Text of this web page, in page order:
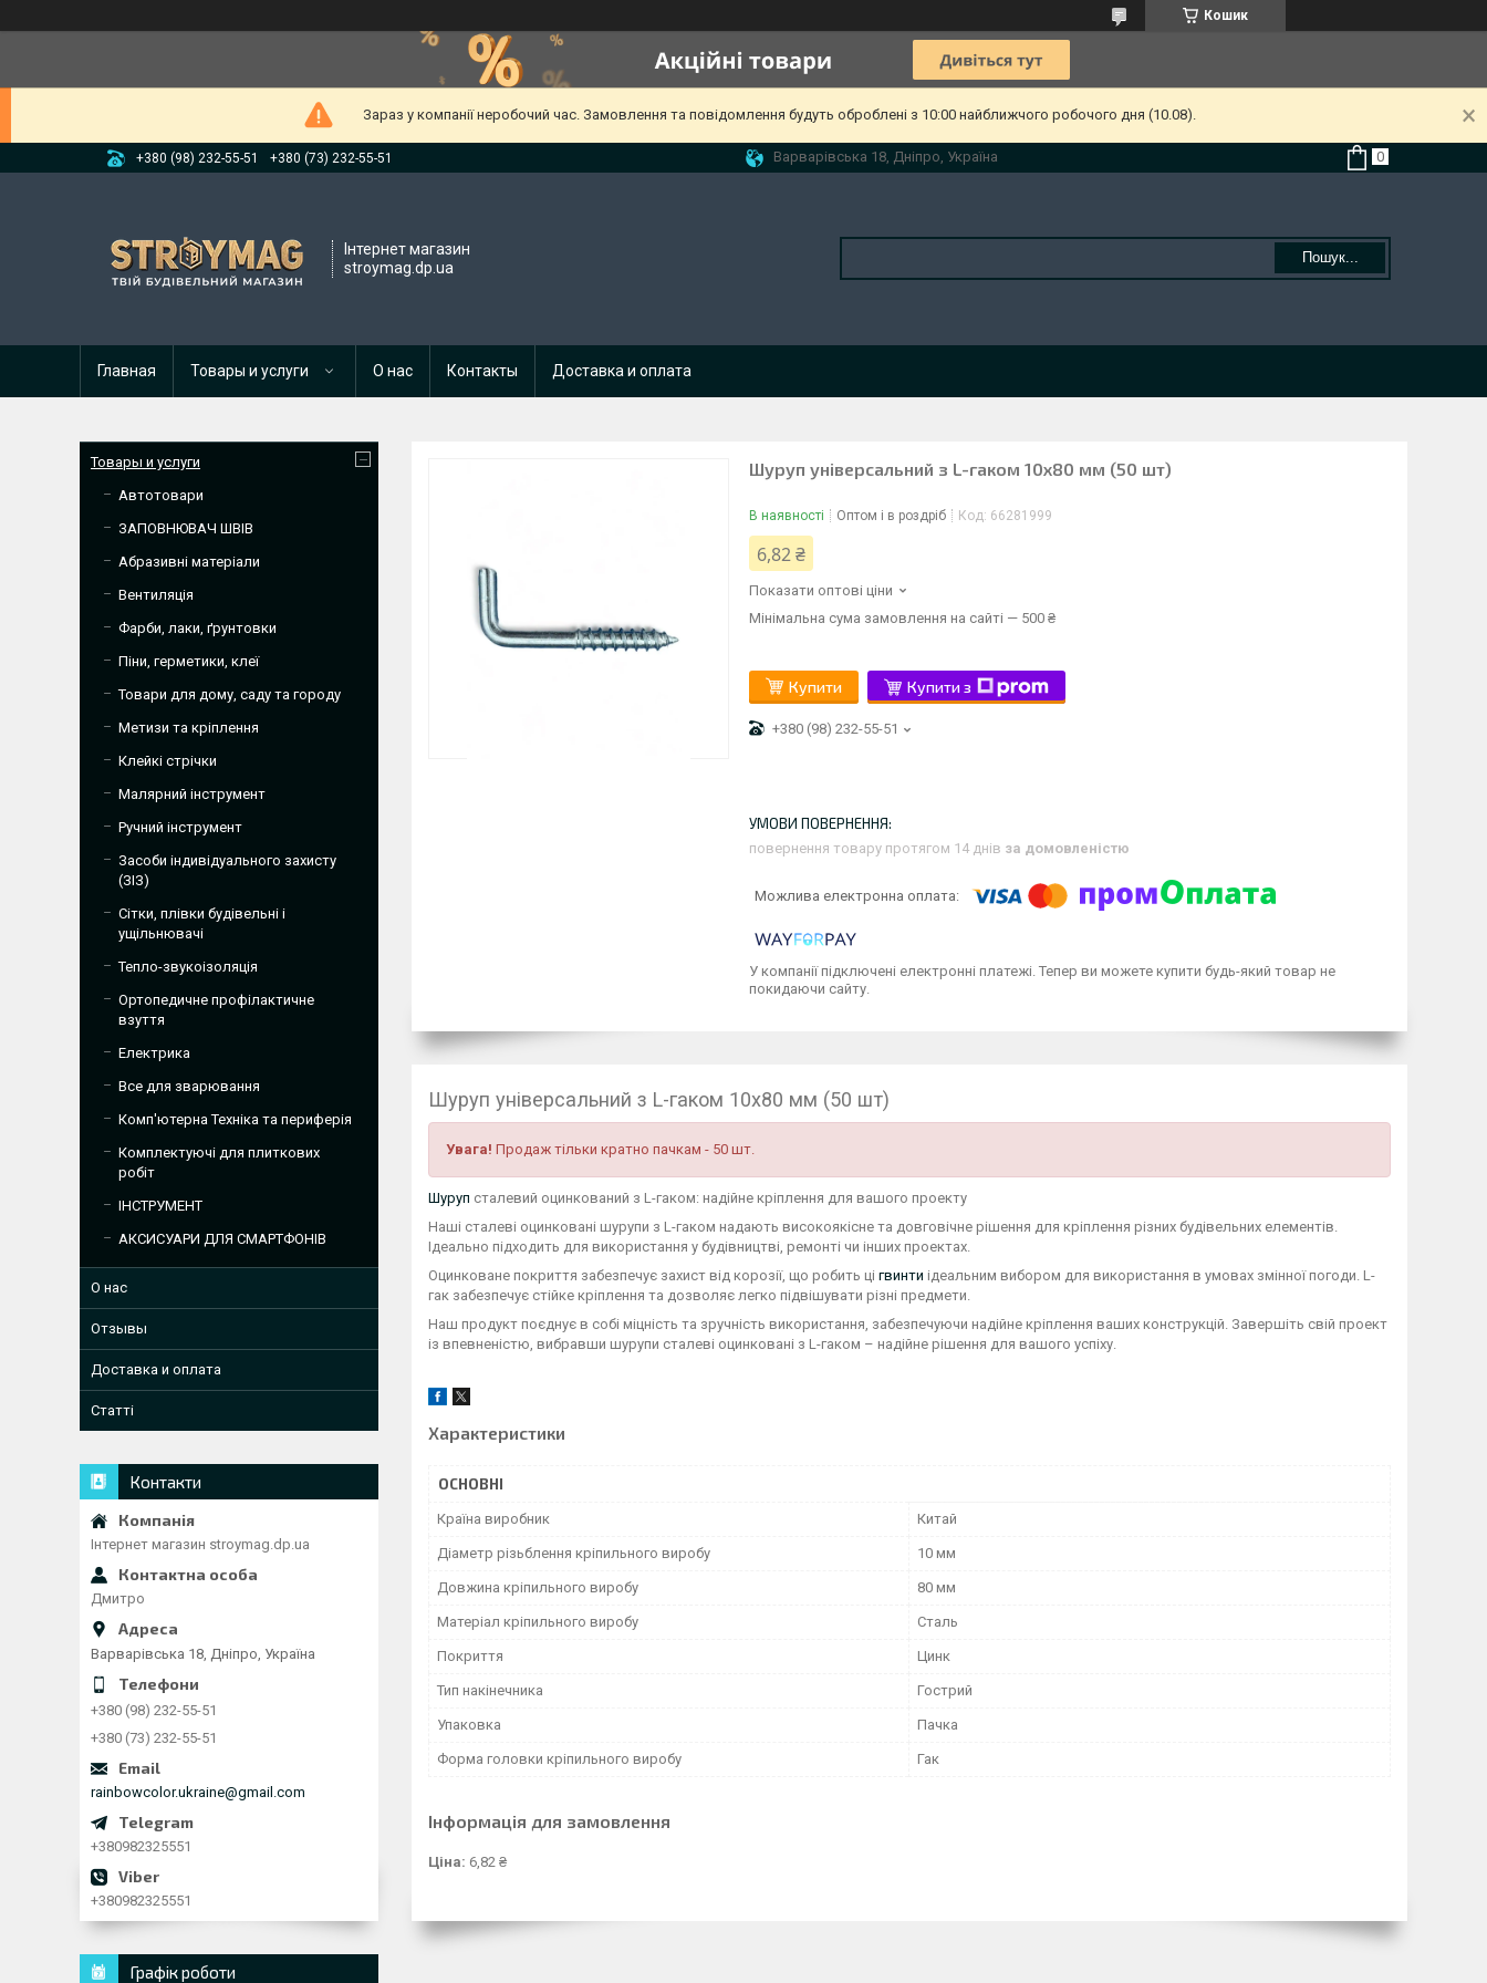
Кошик
Зараз у компанії неробочий час. Замовлення та повідомлення будуть оброблені з 10:00 найближчого робочого дня (10.08).
+380 (98) 232-55-51 +380 (73) 232-55-51 Варварівська 18, Дніпро, Україна
Інтернет магазин
stroymag.dp.ua
Пошук...
Главная Товары и услуги О нас Контакты Доставка и оплата
Шуруп універсальний з L-гаком 10х80 мм (50 шт)
В наявності Оптом і в роздріб Код: 66281999
6,82 ₴
Показати оптові ціни
Мінімальна сума замовлення на сайті — 500 ₴
Купити Купити з
+380 (98) 232-55-51
повернення товару протягом 14 днів за домовленістю
У компанії підключені електронні платежі. Тепер ви можете купити будь-який товар не
покидаючи сайту.
Шуруп універсальний з L-гаком 10х80 мм (50 шт)
Увага! Продаж тільки кратно пачкам - 50 шт.
Шуруп сталевий оцинкований з L-гаком: надійне кріплення для вашого проекту
Наші сталеві оцинковані шурупи з L-гаком надають високоякісне та довговічне рішення для кріплення різних будівельних елементів.
Ідеально підходить для використання у будівництві, ремонті чи інших проектах.
Оцинковане покриття забезпечує захист від корозії, що робить ці гвинти ідеальним вибором для використання в умовах змінної погоди. L-
гак забезпечує стійке кріплення та дозволяє легко підвішувати різні предмети.
Наш продукт поєднує в собі міцність та зручність використання, забезпечуючи надійне кріплення ваших конструкцій. Завершіть свій проект
із впевненістю, вибравши шурупи сталеві оцинковані з L-гаком – надійне рішення для вашого успіху.
Характеристики
ОСНОВНІ
Країна виробник Китай
Діаметр різьблення кріпильного виробу 10 мм
Довжина кріпильного виробу 80 мм
Матеріал кріпильного виробу Сталь
Покриття Цинк
Тип накінечника Гострий
Упаковка Пачка
Форма головки кріпильного виробу Гак
Інформація для замовлення
Ціна: 6,82 ₴
Товары и услуги
Автотовари
ЗАПОВНЮВАЧ ШВІВ
Абразивні матеріали
Вентиляція
Фарби, лаки, ґрунтовки
Піни, герметики, клеї
Товари для дому, саду та городу
Метизи та кріплення
Клейкі стрічки
Малярний інструмент
Ручний інструмент
Засоби індивідуального захисту
(ЗІЗ)
Сітки, плівки будівельні і
ущільнювачі
Тепло-звукоізоляція
Ортопедичне профілактичне
взуття
Електрика
Все для зварювання
Комп'ютерна Техніка та периферія
Комплектуючі для плиткових
робіт
ІНСТРУМЕНТ
АКСИСУАРИ ДЛЯ СМАРТФОНІВ
О нас
Отзывы
Доставка и оплата
Статті
Контакти
Інтернет магазин stroymag.dp.ua
Дмитро
Варварівська 18, Дніпро, Україна
+380 (98) 232-55-51
+380 (73) 232-55-51
rainbowcolor.ukraine@gmail.com
+380982325551
+380982325551
Графік роботи